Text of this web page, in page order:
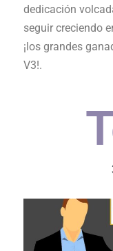
dedicación
seguir creciendo
¡los grandes
V3!.